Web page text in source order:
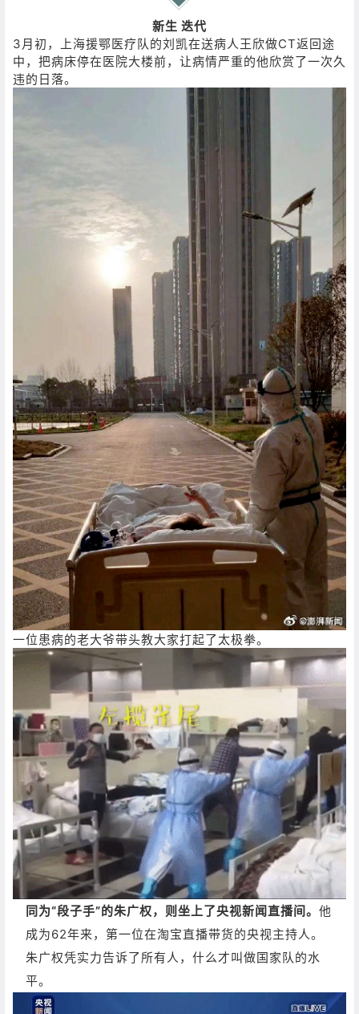
新生 迭代
3月初，上海援鄂医疗队的刘凯在送病人王欣做CT返回途
中，把病床停在医院大楼前，让病情严重的他欣赏了一次久
违的日落。
一位患病的老大爷带头教大家打起了太极拳。
同为“段子手”的朱广权，则坐上了央视新闻直播间。 他
成为62年来，第一位在淘宝直播带货的央视主持人。
朱广权凭实力告诉了所有人，什么才叫做国家队的水
平。